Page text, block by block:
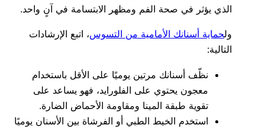
الذي يؤثر في صحة الفم ومظهر الابتسامة في آنٍ واحد.
حماية أسنانك الأمامية من التسوس، اتبع الإرشادات
التالية:
نظّف أسنانك مرتين يوميًا على الأقل باستخدام
معجون يحتوي على الفلورايد، فهو يساعد على
تقوية طبقة المينا ومقاومة الأحماض الضارة.
استخدم الخيط الطبي أو الفرشاة بين الأسنان يوميًا